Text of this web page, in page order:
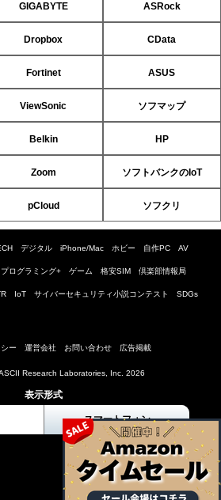
GIGABYTE ASRock
Dropbox CData
Fortinet ASUS
ViewSonic ソフマップ
Belkin HP
Zoom ソフトバンクのIoT
pCloud ソフクリ
デジタル iPhone/Mac ホビー 自作PC AV
プログラミング+ ゲーム 格安SIM 倶楽部情報局
IoT サイバーセキュリティ小説コンテスト SDGs
ー 運営会社 お問い合わせ 広告掲載
Research Laboratories, Inc. 2026
表示形式
スマートフォン